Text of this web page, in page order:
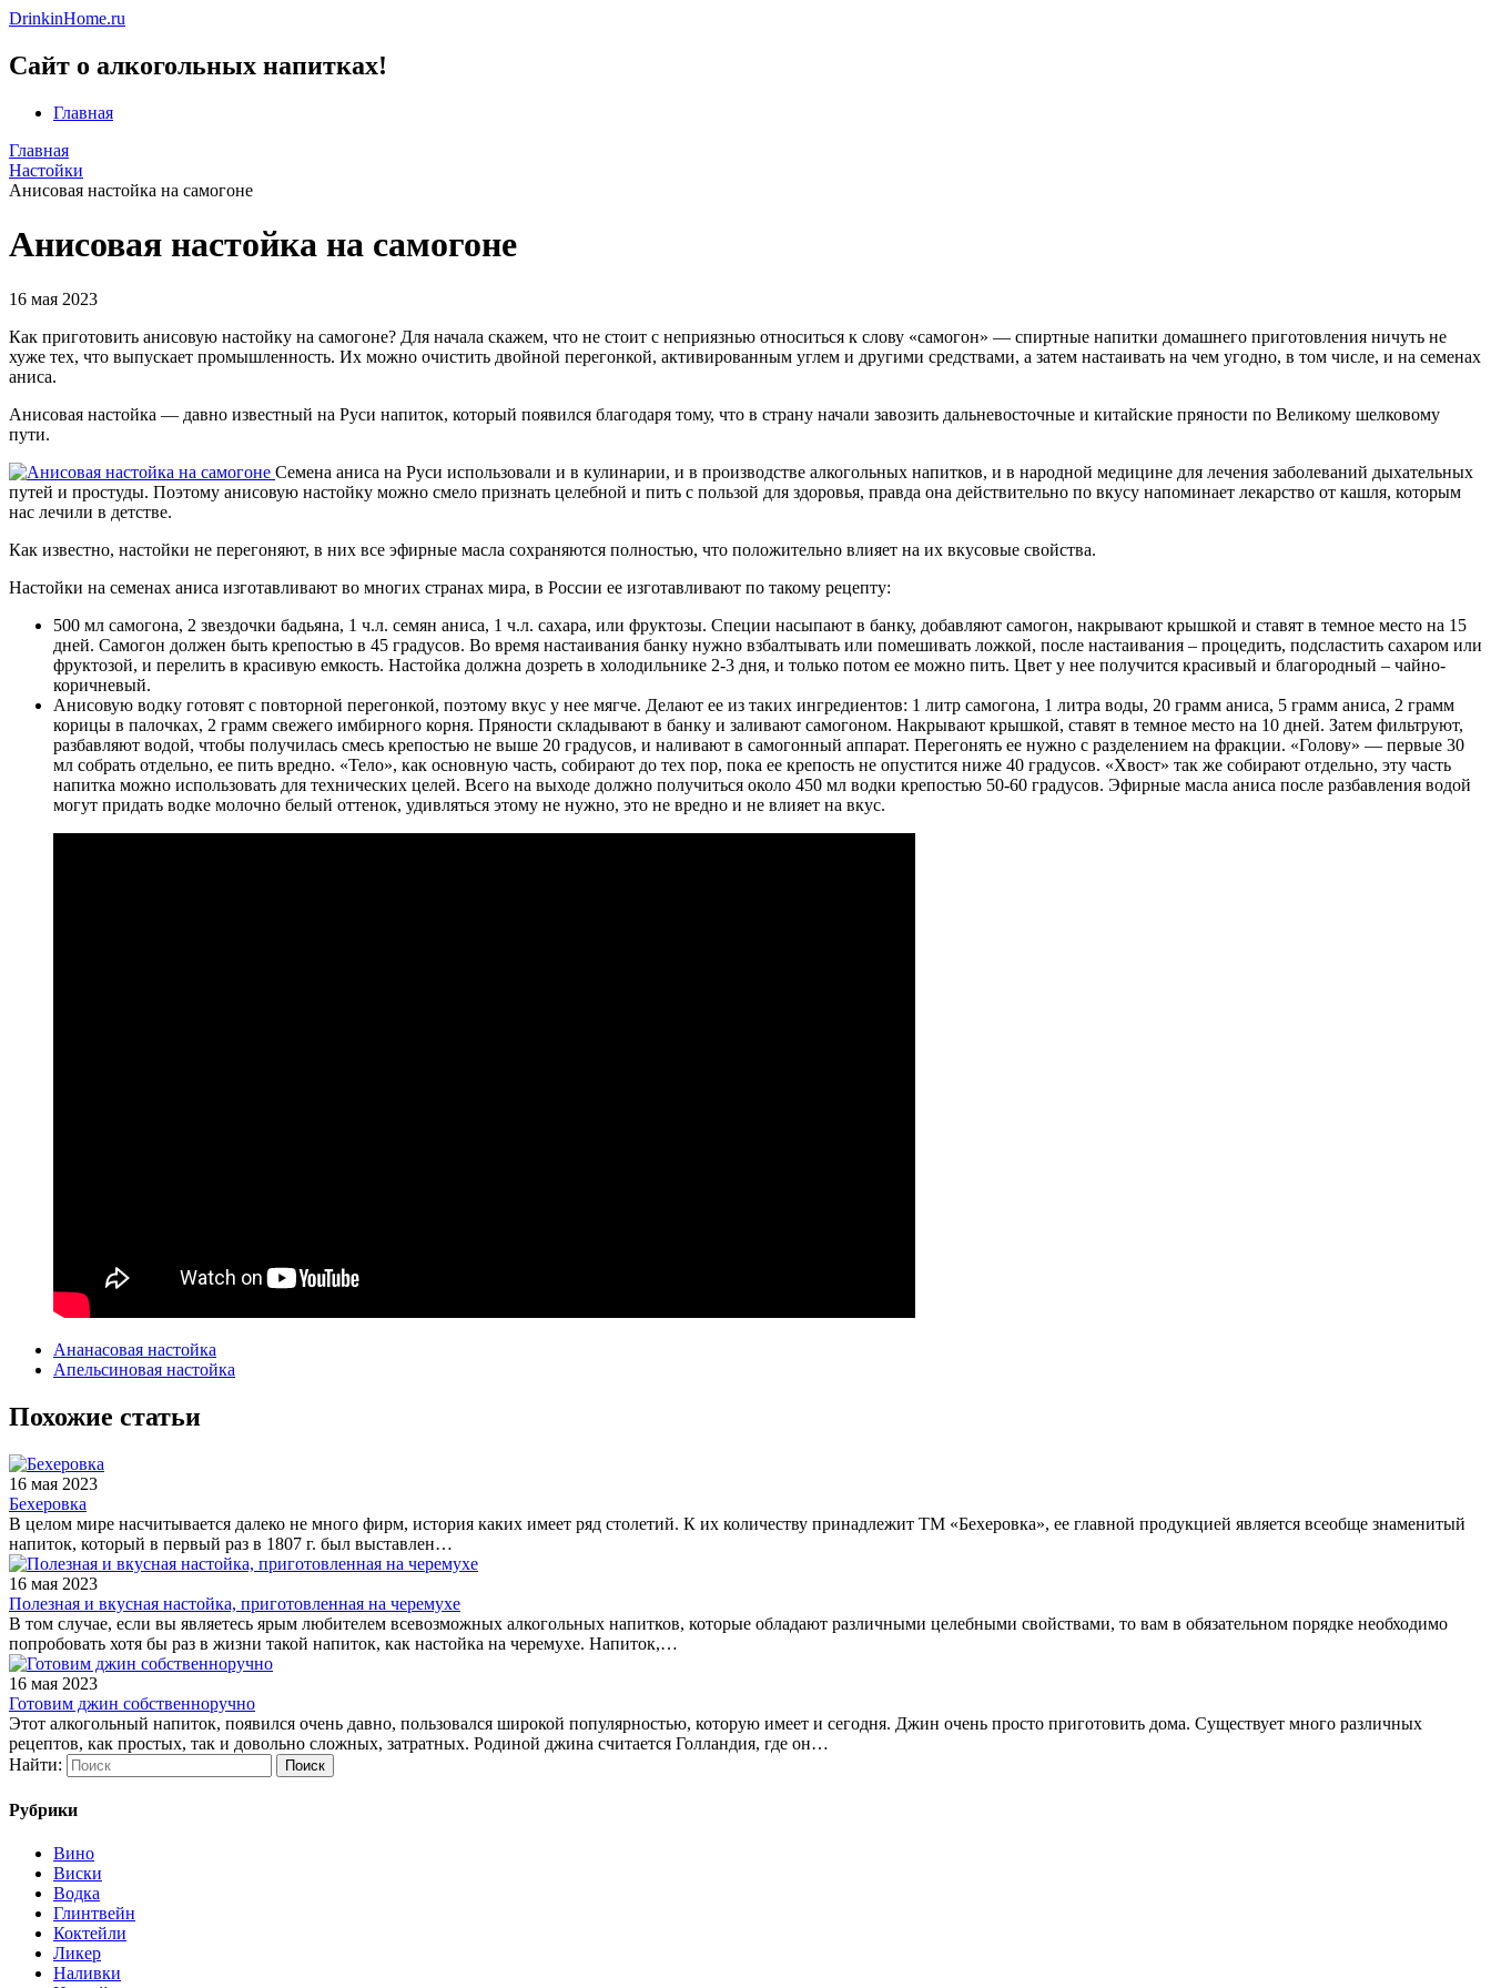
DrinkinHome.ru
Сайт о алкогольных напитках!
Главная
Главная
Настойки
Анисовая настойка на самогоне
Анисовая настойка на самогоне
16 мая 2023
Как приготовить анисовую настойку на самогоне? Для начала скажем, что не стоит с неприязнью относиться к слову «самогон» — спиртные напитки домашнего приготовления ничуть не
хуже тех, что выпускает промышленность. Их можно очистить двойной перегонкой, активированным углем и другими средствами, а затем настаивать на чем угодно, в том числе, и на семенах
аниса.
Анисовая настойка — давно известный на Руси напиток, который появился благодаря тому, что в страну начали завозить дальневосточные и китайские пряности по Великому шелковому
пути.
Семена аниса на Руси использовали и в кулинарии, и в производстве алкогольных напитков, и в народной медицине для лечения заболеваний дыхательных
путей и простуды. Поэтому анисовую настойку можно смело признать целебной и пить с пользой для здоровья, правда она действительно по вкусу напоминает лекарство от кашля, которым
нас лечили в детстве.
Как известно, настойки не перегоняют, в них все эфирные масла сохраняются полностью, что положительно влияет на их вкусовые свойства.
Настойки на семенах аниса изготавливают во многих странах мира, в России ее изготавливают по такому рецепту:
500 мл самогона, 2 звездочки бадьяна, 1 ч.л. семян аниса, 1 ч.л. сахара, или фруктозы. Специи насыпают в банку, добавляют самогон, накрывают крышкой и ставят в темное место на 15
дней. Самогон должен быть крепостью в 45 градусов. Во время настаивания банку нужно взбалтывать или помешивать ложкой, после настаивания – процедить, подсластить сахаром или
фруктозой, и перелить в красивую емкость. Настойка должна дозреть в холодильнике 2-3 дня, и только потом ее можно пить. Цвет у нее получится красивый и благородный – чайно-
коричневый.
Анисовую водку готовят с повторной перегонкой, поэтому вкус у нее мягче. Делают ее из таких ингредиентов: 1 литр самогона, 1 литра воды, 20 грамм аниса, 5 грамм аниса, 2 грамм
корицы в палочках, 2 грамм свежего имбирного корня. Пряности складывают в банку и заливают самогоном. Накрывают крышкой, ставят в темное место на 10 дней. Затем фильтруют,
разбавляют водой, чтобы получилась смесь крепостью не выше 20 градусов, и наливают в самогонный аппарат. Перегонять ее нужно с разделением на фракции. «Голову» — первые 30
мл собрать отдельно, ее пить вредно. «Тело», как основную часть, собирают до тех пор, пока ее крепость не опустится ниже 40 градусов. «Хвост» так же собирают отдельно, эту часть
напитка можно использовать для технических целей. Всего на выходе должно получиться около 450 мл водки крепостью 50-60 градусов. Эфирные масла аниса после разбавления водой
могут придать водке молочно белый оттенок, удивляться этому не нужно, это не вредно и не влияет на вкус.
Ананасовая настойка
Апельсиновая настойка
Похожие статьи
16 мая 2023
Бехеровка
В целом мире насчитывается далеко не много фирм, история каких имеет ряд столетий. К их количеству принадлежит ТМ «Бехеровка», ее главной продукцией является всеобще знаменитый
напиток, который в первый раз в 1807 г. был выставлен…
16 мая 2023
Полезная и вкусная настойка, приготовленная на черемухе
В том случае, если вы являетесь ярым любителем всевозможных алкогольных напитков, которые обладают различными целебными свойствами, то вам в обязательном порядке необходимо
попробовать хотя бы раз в жизни такой напиток, как настойка на черемухе. Напиток,…
16 мая 2023
Готовим джин собственноручно
Этот алкогольный напиток, появился очень давно, пользовался широкой популярностью, которую имеет и сегодня. Джин очень просто приготовить дома. Существует много различных
рецептов, как простых, так и довольно сложных, затратных. Родиной джина считается Голландия, где он…
Найти:
Рубрики
Вино
Виски
Водка
Глинтвейн
Коктейли
Ликер
Наливки